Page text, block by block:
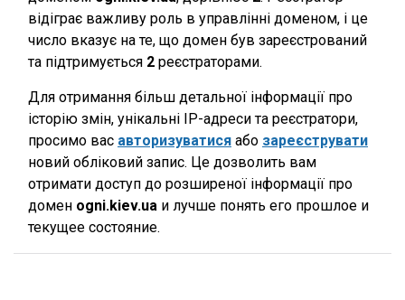
відіграє важливу роль в управлінні доменом, і це
число вказує на те, що домен був зареєстрований
та підтримується 2 реєстраторами.
Для отримання більш детальної інформації про
історію змін, унікальні IP-адреси та реєстратори,
просимо вас авторизуватися або зареєструвати
новий обліковий запис. Це дозволить вам
отримати доступ до розширеної інформації про
домен ogni.kiev.ua и лучше понять его прошлое и
текущее состояние.